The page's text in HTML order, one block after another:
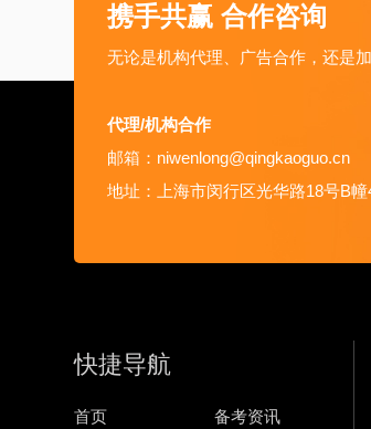
携手共赢 合作咨询
无论是机构代理、广告合作，还是
代理/机构合作
邮箱：niwenlong@qingkaoguo.cn
地址：上海市闵行区光华路18号B幢
快捷导航
首页 备考资讯